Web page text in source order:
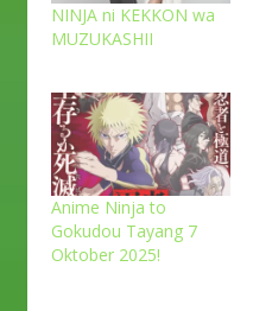
NINJA ni KEKKON wa
MUZUKASHII
Anime Ninja to
Gokudou Tayang 7
Oktober 2025!